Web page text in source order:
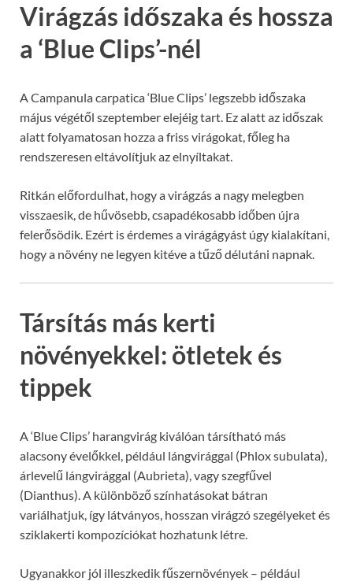
Virágzás időszaka és hossza
a ‘Blue Clips’-nél
A Campanula carpatica ‘Blue Clips’ legszebb időszaka
május végétől szeptember elejéig tart. Ez alatt az időszak
alatt folyamatosan hozza a friss virágokat, főleg ha
rendszeresen eltávolítjuk az elnyíltakat.
Ritkán előfordulhat, hogy a virágzás a nagy melegben
visszaesik, de hűvösebb, csapadékosabb időben újra
felerősödik. Ezért is érdemes a virágágyást úgy kialakítani,
hogy a növény ne legyen kitéve a tűző délutáni napnak.
Társítás más kerti
növényekkel: ötletek és
tippek
A ‘Blue Clips’ harangvirág kiválóan társítható más
alacsony évelőkkel, például lángvirággal (Phlox subulata),
árlevelű lángvirággal (Aubrieta), vagy szegfűvel
(Dianthus). A különböző színhatásokat bátran
variálhatjuk, így látványos, hosszan virágzó szegélyeket és
sziklakerti kompozíciókat hozhatunk létre.
Ugyanakkor jól illeszkedik fűszernövények – például